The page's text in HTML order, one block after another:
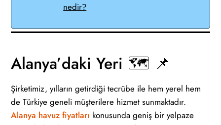
nedir?
Alanya’daki Yeri 🗺️ 📌
Şirketimiz, yılların getirdiği tecrübe ile hem yerel hem
de Türkiye geneli müşterilere hizmet sunmaktadır.
Alanya havuz fiyatları konusunda geniş bir yelpaze